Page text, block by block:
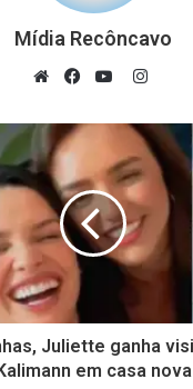
Mídia Recôncavo
Juliette ganha
em casa nova